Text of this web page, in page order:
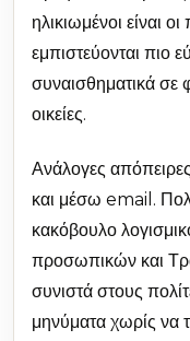
ηλικιωμένοι είναι
εμπιστεύονται πιο
συναισθηματικά σε
οικείες.
Ανάλογες
και μέσω email.
κακόβουλο
προσωπικών και
συνιστά στους
μηνύματα χωρίς να